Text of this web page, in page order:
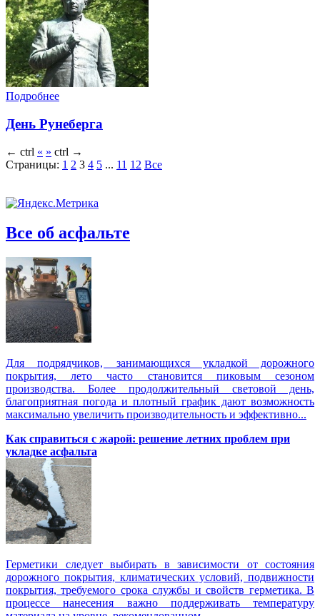
Подробнее
День Рунеберга
← ctrl « » ctrl →
Страницы: 1 2 3 4 5 ... 11 12 Все
Все об асфальте
Для подрядчиков, занимающихся укладкой дорожного
покрытия, лето часто становится пиковым сезоном
производства. Более продолжительный световой день,
благоприятная погода и плотный график дают возможность
максимально увеличить производительность и эффективно...
Как справиться с жарой: решение летних проблем при
укладке асфальта
Герметики следует выбирать в зависимости от состояния
дорожного покрытия, климатических условий, подвижности
покрытия, требуемого срока службы и свойств герметика. В
процессе нанесения важно поддерживать температуру